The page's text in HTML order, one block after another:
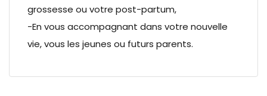
grossesse ou votre post-partum,
-En vous accompagnant dans votre nouvelle
vie, vous les jeunes ou futurs parents.